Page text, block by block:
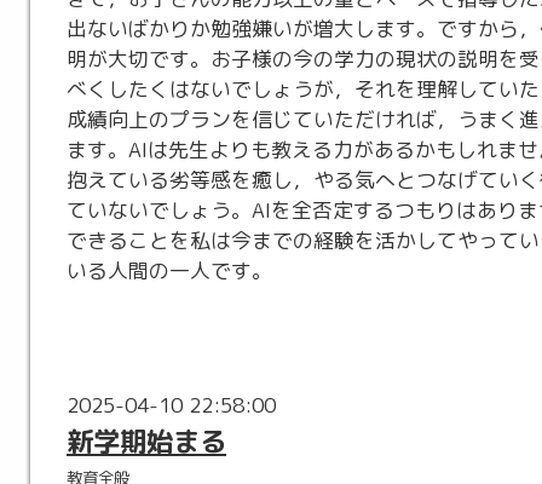
出ないばかりか勉強嫌いが増大します。ですから
明が大切です。お子様の今の学力の現状の説明を
べくしたくはないでしょうが，それを理解してい
成績向上のプランを信じていただければ，うまく
ます。AIは先生よりも教える力があるかもしれま
抱えている劣等感を癒し，やる気へとつなげてい
ていないでしょう。AIを全否定するつもりはあり
できることを私は今までの経験を活かしてやって
いる人間の一人です。
2025-04-10 22:58:00
新学期始まる
教育全般